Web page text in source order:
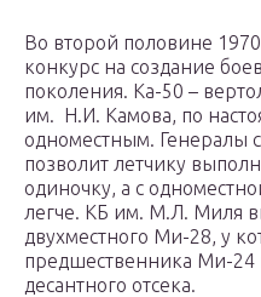
Во второй половине
конкурс на создание
поколения. Ка-50 –
им. Н.И. Камова, по
одноместным. Генералы
позволит летчику
одиночку, а с
легче. КБ им. М.Л. Миля
двухместного Ми-28, у
предшественника Ми-24
десантного отсека.